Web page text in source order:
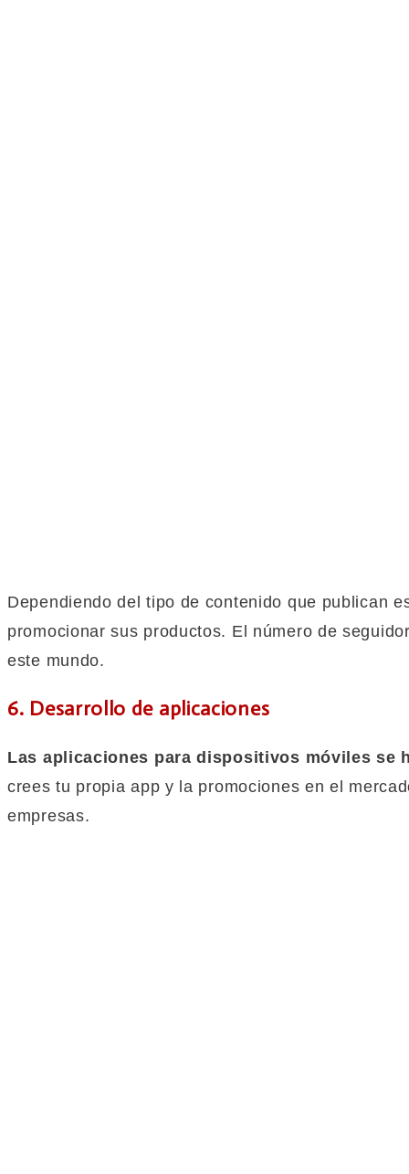
Dependiendo del tipo de contenido que publican
promocionar sus productos. El número de
este mundo.
6. Desarrollo de aplicaciones
Las aplicaciones para dispositivos móviles se
crees tu propia app y la promociones en el
empresas.